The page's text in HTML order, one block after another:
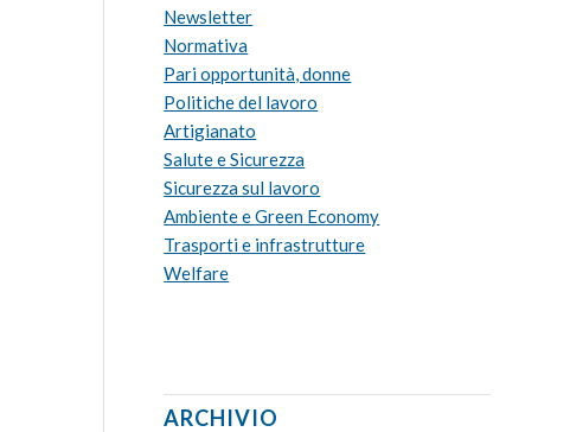
Newsletter
Normativa
Pari opportunità, donne
Politiche del lavoro
Artigianato
Salute e Sicurezza
Sicurezza sul lavoro
Ambiente e Green Economy
Trasporti e infrastrutture
Welfare
ARCHIVIO